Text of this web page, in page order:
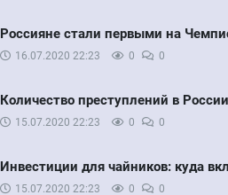
Россияне стали первыми на
16.07.2020 22:23 0 0
Количество преступлений в
15.07.2020 22:23 0 0
Инвестиции для чайников: куда
15.07.2020 22:23 0 0